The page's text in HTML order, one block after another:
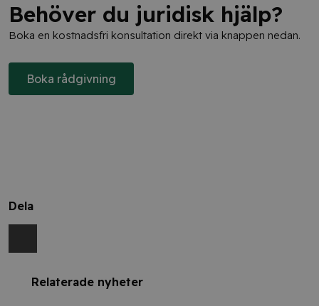
Behöver du juridisk hjälp?
Boka en kostnadsfri konsultation direkt via knappen nedan.
Boka rådgivning
Dela
Relaterade nyheter